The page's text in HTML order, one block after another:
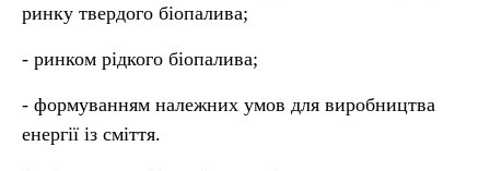
ринку твердого біопалива;
- ринком рідкого біопалива;
- формуванням належних умов для виробництва
енергії із сміття.